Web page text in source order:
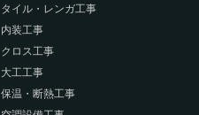
タイル・レンガ工事
内装工事
クロス工事
大工工事
保温・断熱工事